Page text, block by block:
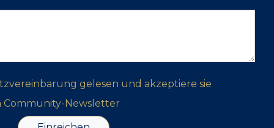
gelesen und akzeptiere sie
Community-Newsletter